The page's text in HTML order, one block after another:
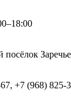
посёлок Заречье
+7 (968) 825-